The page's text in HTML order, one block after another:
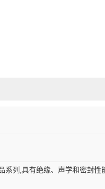
系列,具有绝缘、声学和密封